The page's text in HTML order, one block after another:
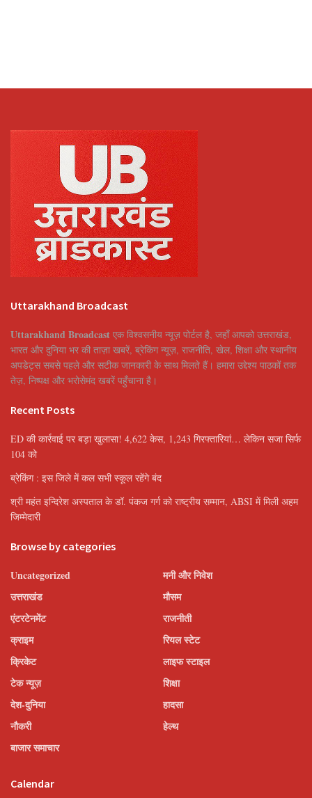
Uttarakhand Broadcast
Uttarakhand Broadcast एक विश्वसनीय न्यूज़ पोर्टल है, जहाँ आपको उत्तराखंड,
भारत और दुनिया भर की ताज़ा खबरें, ब्रेकिंग न्यूज़, राजनीति, खेल, शिक्षा और स्थानीय
अपडेट्स सबसे पहले और सटीक जानकारी के साथ मिलते हैं। हमारा उद्देश्य पाठकों तक
तेज़, निष्पक्ष और भरोसेमंद खबरें पहुँचाना है।
Recent Posts
ED की कार्रवाई पर बड़ा खुलासा! 4,622 केस, 1,243 गिरफ्तारियां… लेकिन सजा सिर्फ
104 को
ब्रेकिंग : इस जिले में कल सभी स्कूल रहेंगे बंद
श्री महंत इन्दिरेश अस्पताल के डॉ. पंकज गर्ग को राष्ट्रीय सम्मान, ABSI में मिली अहम
जिम्मेदारी
Browse by categories
Uncategorized
उत्तराखंड
एंटरटेनमेंट
क्राइम
क्रिकेट
टेक न्यूज़
देश-दुनिया
नौकरी
बाजार समाचार
मनी और निवेश
मौसम
राजनीती
रियल स्टेट
लाइफ स्टाइल
शिक्षा
हादसा
हेल्थ
Calendar